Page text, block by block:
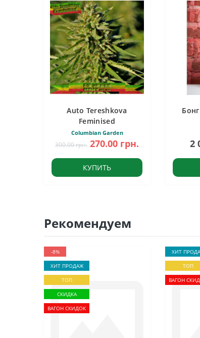
Auto Tereshkova
Feminised
Columbian Garden
300.00 грн. 270.00 грн.
КУПИТЬ
2
Рекомендуем
-8%
ХИТ ПРОДАЖ
ТОП
СКИДКА
ВАГОН СКИДОК
ХИТ
ТОП
ВАГОН